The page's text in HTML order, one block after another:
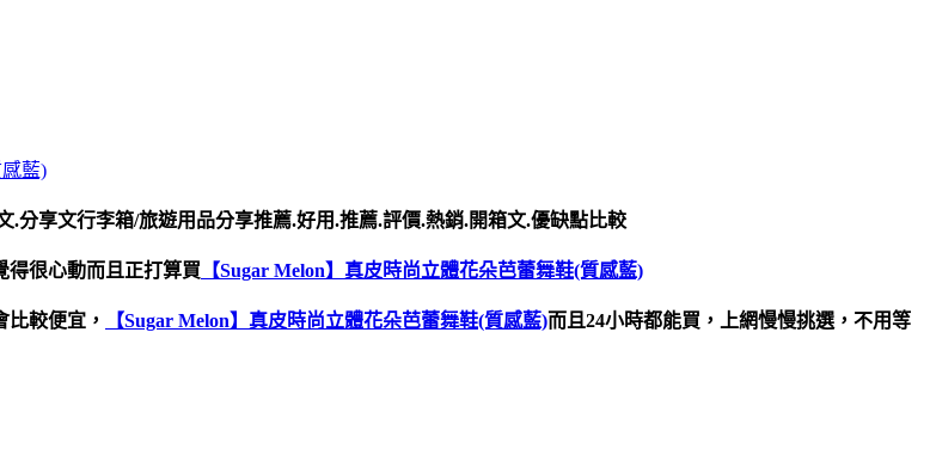
感藍)
.分享文行李箱/旅遊用品分享推薦.好用.推薦.評價.熱銷.開箱文.優缺點比較
得很心動而且正打算買 【Sugar Melon】真皮時尚立體花朵芭蕾舞鞋(質感藍)
較便宜， 【Sugar Melon】真皮時尚立體花朵芭蕾舞鞋(質感藍)而且24小時都能買，上網慢慢挑選，不用等